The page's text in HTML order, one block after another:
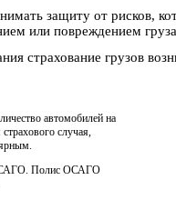
защиту от рисков,
или повреждением
страхование грузов
автомобилей на
случая,
ОСАГО. Полис ОСАГО